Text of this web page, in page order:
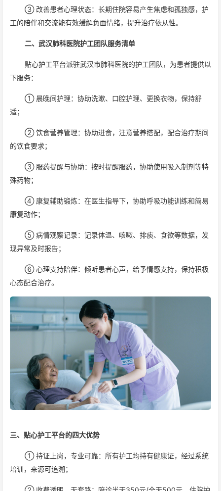
③ 改善患者心理状态：长期住院容易产生焦虑和孤独感，护
工的陪伴和交流能有效缓解负面情绪，提升治疗依从性。
二、武汉肺科医院护工团队服务清单
贴心护工平台派驻武汉市肺科医院的护工团队，为患者提供以
下服务：
① 晨晚间护理：协助洗漱、口腔护理、更换衣物，保持舒
适；
② 饮食营养管理：协助进食，注意营养搭配，配合治疗期间
的饮食要求；
③ 服药提醒与协助：按时提醒服药，协助使用吸入制剂等特
殊药物；
④ 康复辅助锻炼：在医生指导下，协助呼吸功能训练和简易
康复动作；
⑤ 病情观察记录：记录体温、咳嗽、排痰、食欲等数据，发
现异常及时报告；
⑥ 心理支持陪伴：倾听患者心声，给予情感支持，保持积极
心态配合治疗。
三、贴心护工平台的四大优势
① 持证上岗，专业可靠：所有护工均持有健康证，经过系统
培训，来源可追溯；